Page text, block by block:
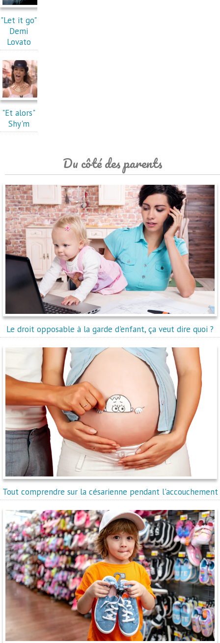
"Let it go"
Demi
Lovato
"Et alors"
Shy'm
Du côté des parents
Le droit opposable à la garde d'enfant, ça veut dire quoi ?
Tout comprendre sur la césarienne pendant l'accouchement